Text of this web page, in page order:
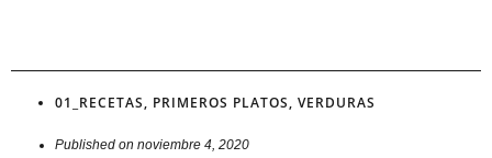
01_RECETAS, PRIMEROS PLATOS, VERDURAS
Published on noviembre 4, 2020